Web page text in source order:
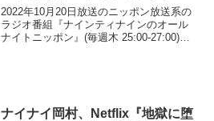
から「もうやめますか？番組」と
言われたと告白
2022年10月20日放送のニッポン放送系の
ラジオ番組『ナインティナインのオール
ナイトニッポン』(毎週木 25:00-27:00)に
ナイナイ岡村、Netflix『地獄に堕